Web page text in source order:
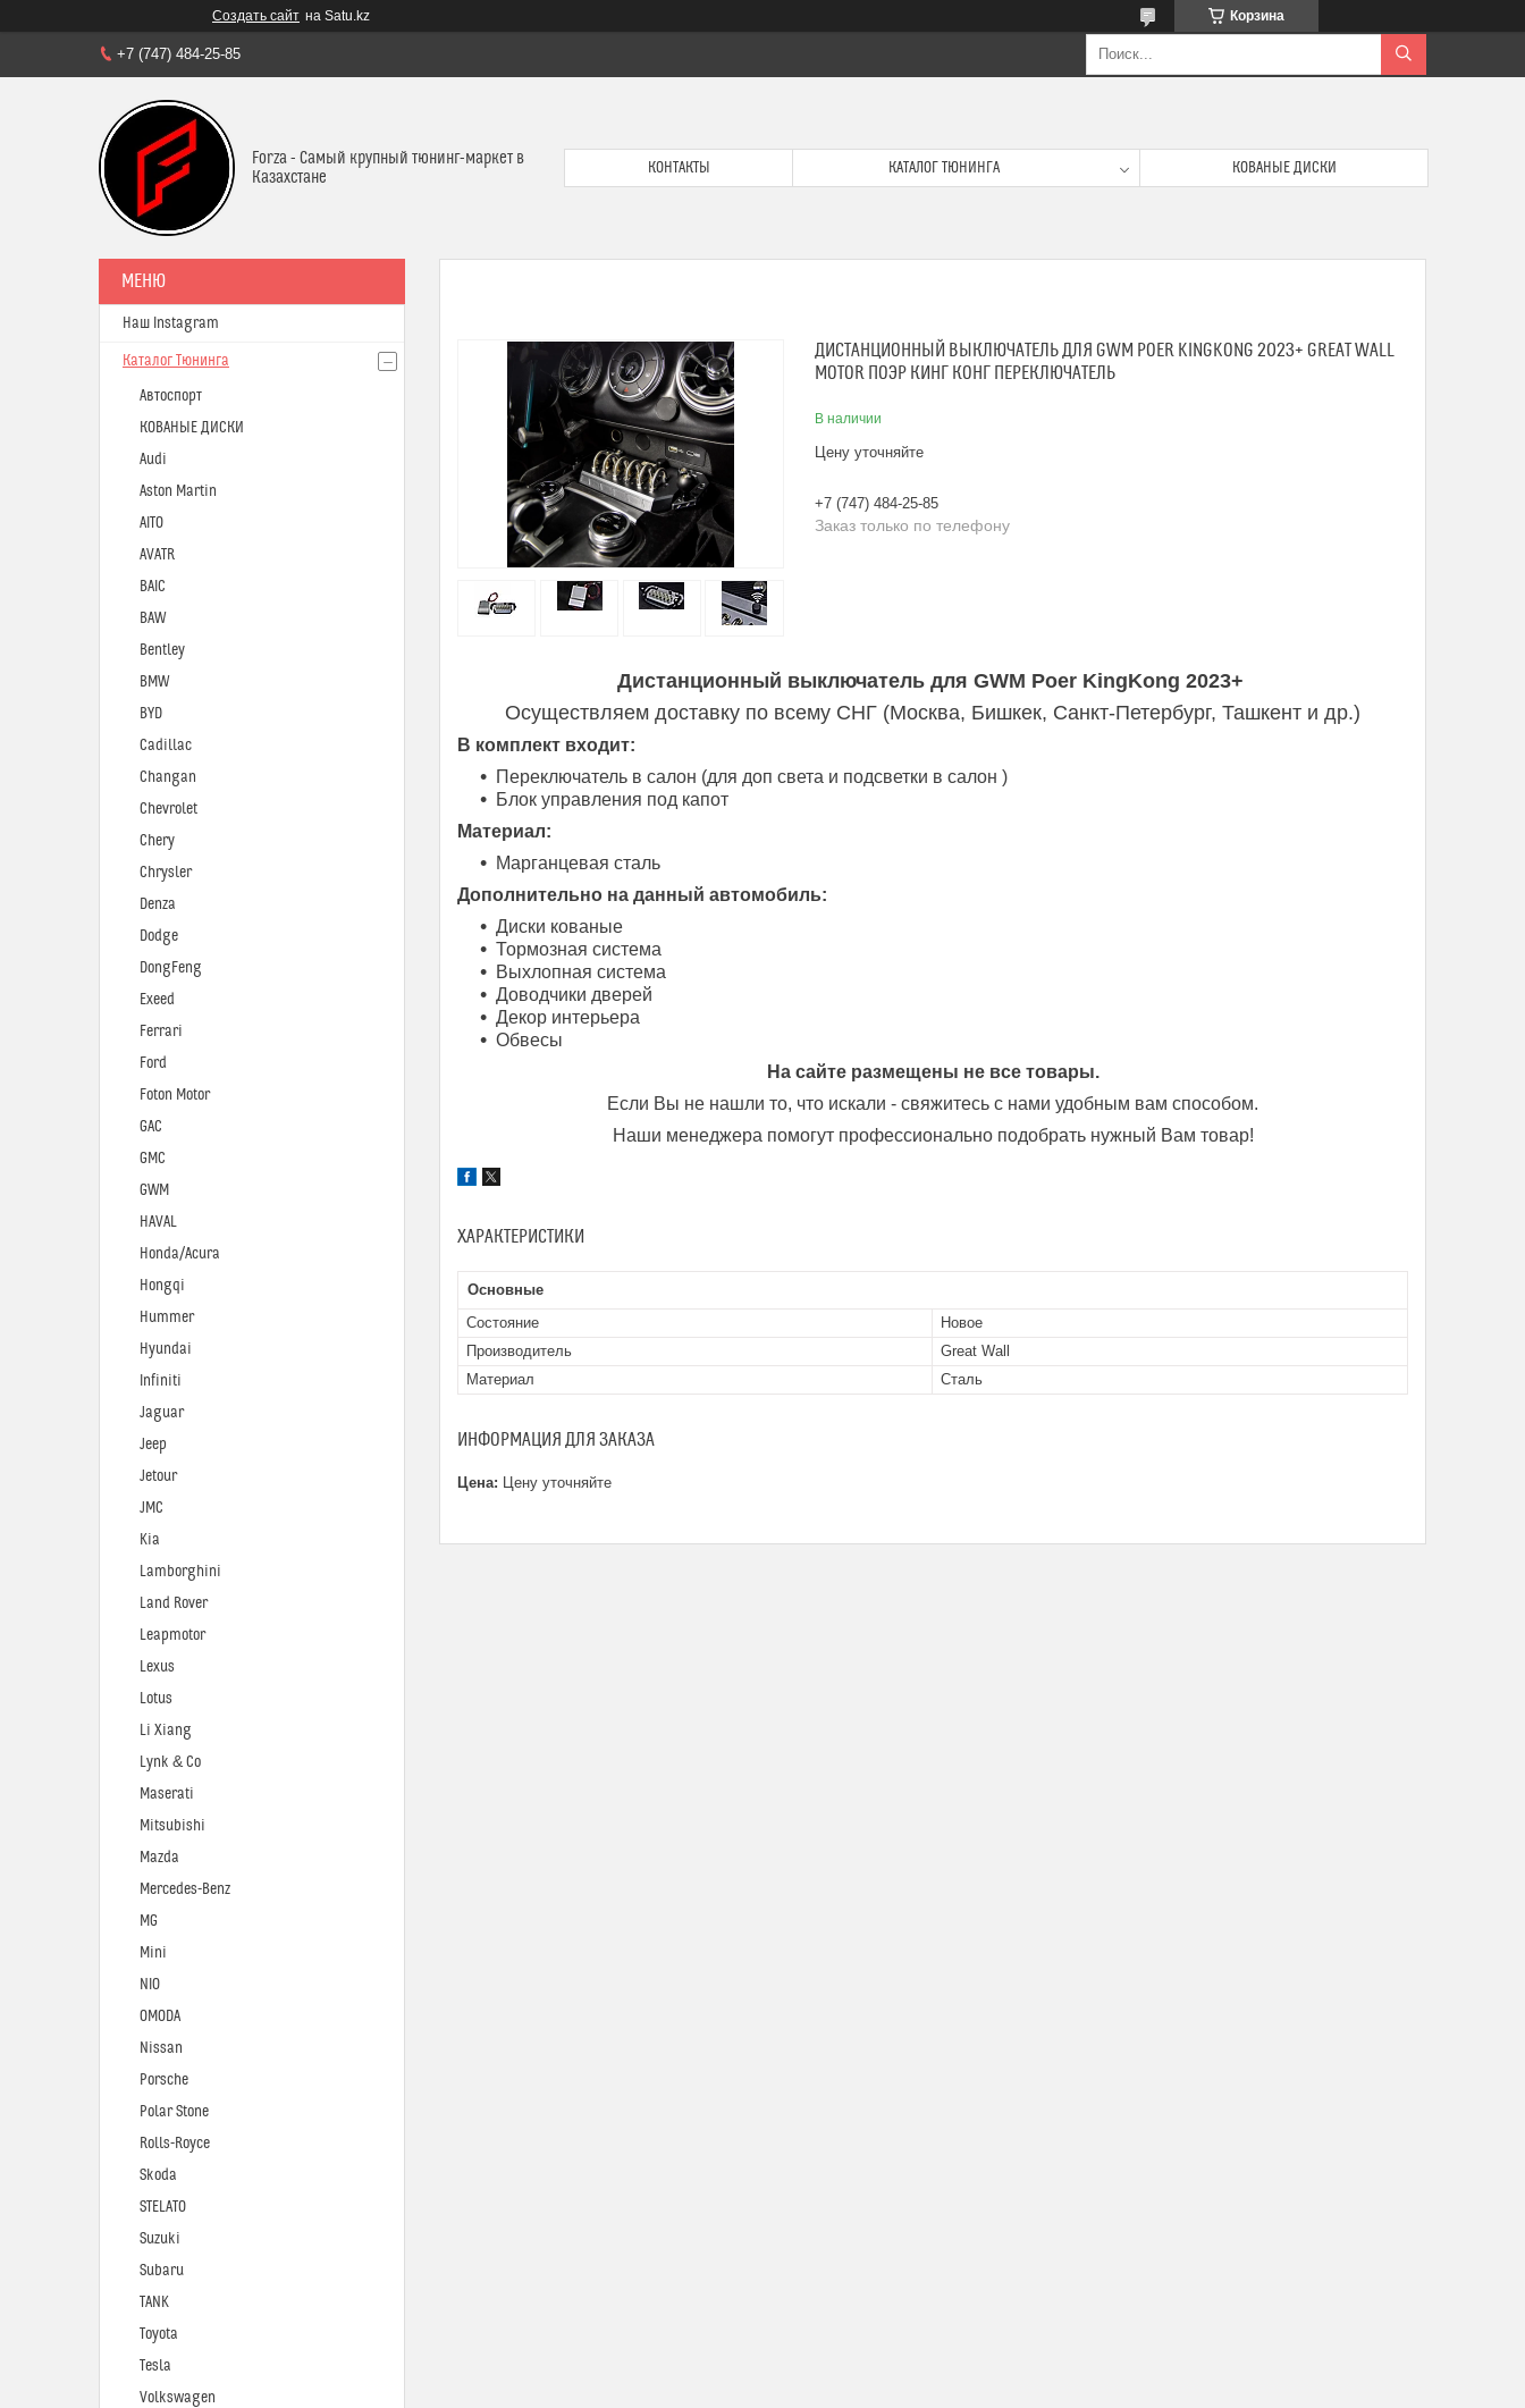
Создать сайт на Satu.kz Корзина
+7 (747) 484-25-85
Forza - Самый крупный тюнинг-маркет в
Казахстане
КОНТАКТЫ КАТАЛОГ ТЮНИНГА КОВАНЫЕ ДИСКИ
ДИСТАНЦИОННЫЙ ВЫКЛЮЧАТЕЛЬ ДЛЯ GWM POER KINGKONG 2023+ GREAT WALL
MOTOR ПОЭР КИНГ КОНГ ПЕРЕКЛЮЧАТЕЛЬ
В наличии
Цену уточняйте
+7 (747) 484-25-85
Заказ только по телефону
Дистанционный выключатель для GWM Poer KingKong 2023+
Осуществляем доставку по всему СНГ (Москва, Бишкек, Санкт-Петербург, Ташкент и др.)
В комплект входит:
Переключатель в салон (для доп света и подсветки в салон )
Блок управления под капот
Материал:
Марганцевая сталь
Дополнительно на данный автомобиль:
Диски кованые
Тормозная система
Выхлопная система
Доводчики дверей
Декор интерьера
Обвесы
На сайте размещены не все товары.
Если Вы не нашли то, что искали - свяжитесь с нами удобным вам способом.
Наши менеджера помогут профессионально подобрать нужный Вам товар!
ХАРАКТЕРИСТИКИ
Основные
Состояние
Новое
Производитель
Great Wall
Материал
Сталь
ИНФОРМАЦИЯ ДЛЯ ЗАКАЗА
Цена: Цену уточняйте
Наш Instagram
Каталог Тюнинга
Автоспорт
КОВАНЫЕ ДИСКИ
Audi
Aston Martin
AITO
AVATR
BAIC
BAW
Bentley
BMW
BYD
Cadillac
Changan
Chevrolet
Chery
Chrysler
Denza
Dodge
DongFeng
Exeed
Ferrari
Ford
Foton Motor
GAC
GMC
GWM
HAVAL
Honda/Acura
Hongqi
Hummer
Hyundai
Infiniti
Jaguar
Jeep
Jetour
JMC
Kia
Lamborghini
Land Rover
Leapmotor
Lexus
Lotus
Li Xiang
Lynk & Co
Maserati
Mitsubishi
Mazda
Mercedes-Benz
MG
Mini
NIO
OMODA
Nissan
Porsche
Polar Stone
Rolls-Royce
Skoda
STELATO
Suzuki
Subaru
TANK
Toyota
Tesla
Volkswagen